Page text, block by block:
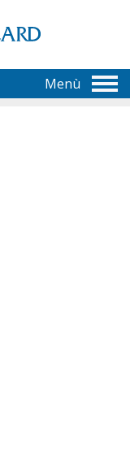
Menù